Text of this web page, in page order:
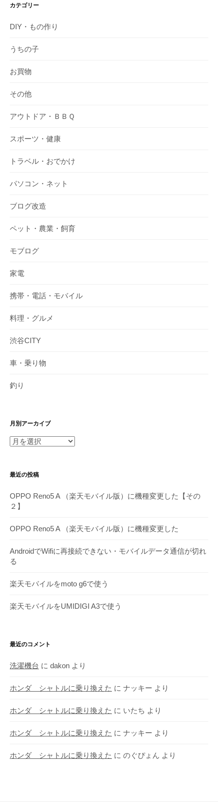
カテゴリー
DIY・もの作り
うちの子
お買物
その他
アウトドア・ＢＢＱ
スポーツ・健康
トラベル・おでかけ
パソコン・ネット
ブログ改造
ペット・農業・飼育
モブログ
家電
携帯・電話・モバイル
料理・グルメ
渋谷CITY
車・乗り物
釣り
月別アーカイブ
月
ー
イ
ブ
最近の投稿
OPPO Reno5 A （楽天モバイル版）に機種変更した【その
２】
OPPO Reno5 A （楽天モバイル版）に機種変更した
AndroidでWifiに再接続できない・モバイルデータ通信が切れ
る
楽天モバイルをmoto g6で使う
楽天モバイルをUMIDIGI A3で使う
最近のコメント
洗濯機台 に dakon より
ホンダ シャトルに乗り換えた に ナッキー より
ホンダ シャトルに乗り換えた に いたち より
ホンダ シャトルに乗り換えた に ナッキー より
ホンダ シャトルに乗り換えた に のぐぴょん より